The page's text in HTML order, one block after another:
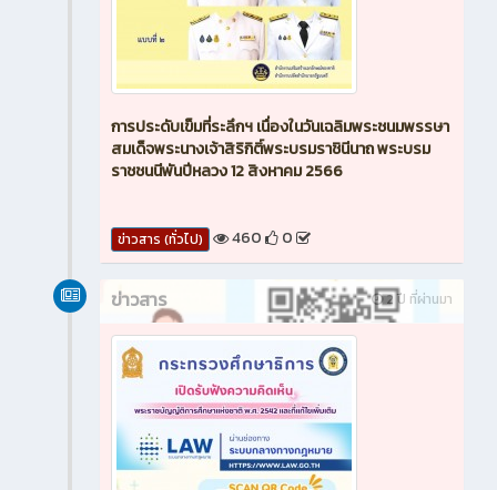
การประดับเข็มที่ระลึกฯ เนื่องในวันเฉลิมพระชนมพรรษา
สมเด็จพระนางเจ้าสิริกิติ์พระบรมราชินีนาถ พระบรม
ราชชนนีพันปีหลวง 12 สิงหาคม 2566
ข่าวสาร (ทั่วไป) 460 0
2 ปี ที่ผ่านมา
ข่าวสาร